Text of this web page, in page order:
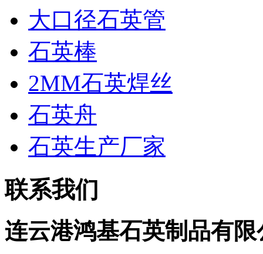
大口径石英管
石英棒
2MM石英焊丝
石英舟
石英生产厂家
联系我们
连云港鸿基石英制品有限